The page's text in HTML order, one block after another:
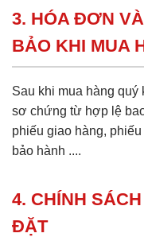
3. HÓA ĐƠN
BẢO KHI MUA
Sau khi mua hàng
sơ chứng từ hợp lệ
phiếu giao hàng,
bảo hành ....
4. CHÍNH
ĐẶT